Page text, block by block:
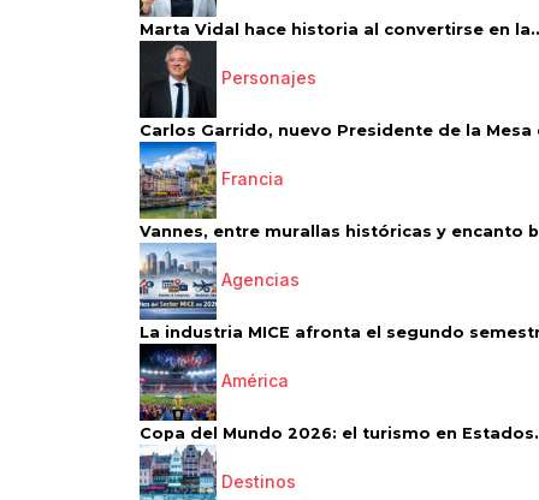
Marta Vidal hace historia al convertirse en
Personajes
Carlos Garrido, nuevo Presidente de la Mesa
Francia
Vannes, entre murallas históricas y encanto
Agencias
La industria MICE afronta el segundo
América
Copa del Mundo 2026: el turismo en
Destinos